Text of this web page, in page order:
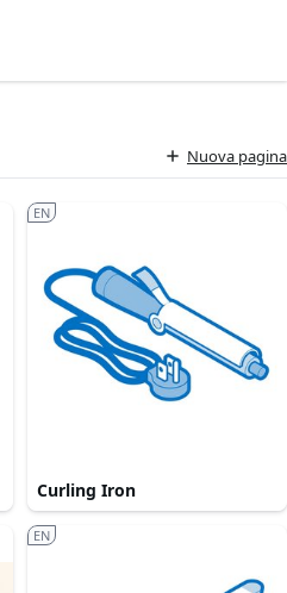
Nuova pagina
Curling Iron
EN
EN